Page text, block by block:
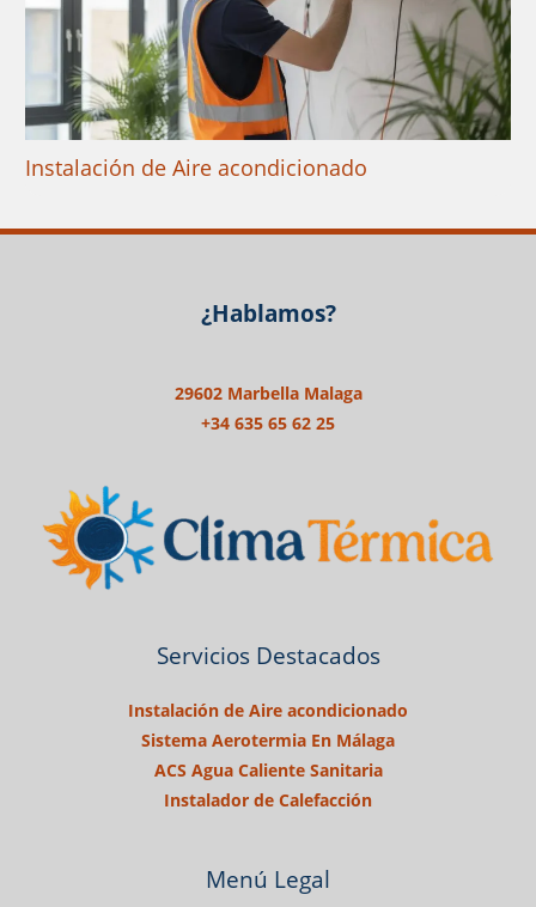
Instalación de Aire acondicionado
¿Hablamos?
29602 Marbella Malaga
+34 635 65 62 25
Servicios Destacados
Instalación de Aire acondicionado
Sistema Aerotermia En Málaga
ACS Agua Caliente Sanitaria
Instalador de Calefacción
Menú Legal